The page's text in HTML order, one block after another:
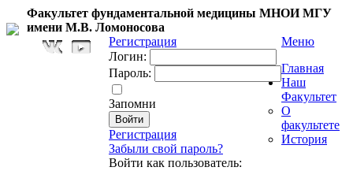
Факультет фундаментальной медицины МНОИ МГУ
имени М.В. Ломоносова
Регистрация
Логин:
Пароль:
Запомни
Регистрация
Забыли свой пароль?
Войти как пользователь:
Меню
Главная
Наш
Факультет
О
факультете
История